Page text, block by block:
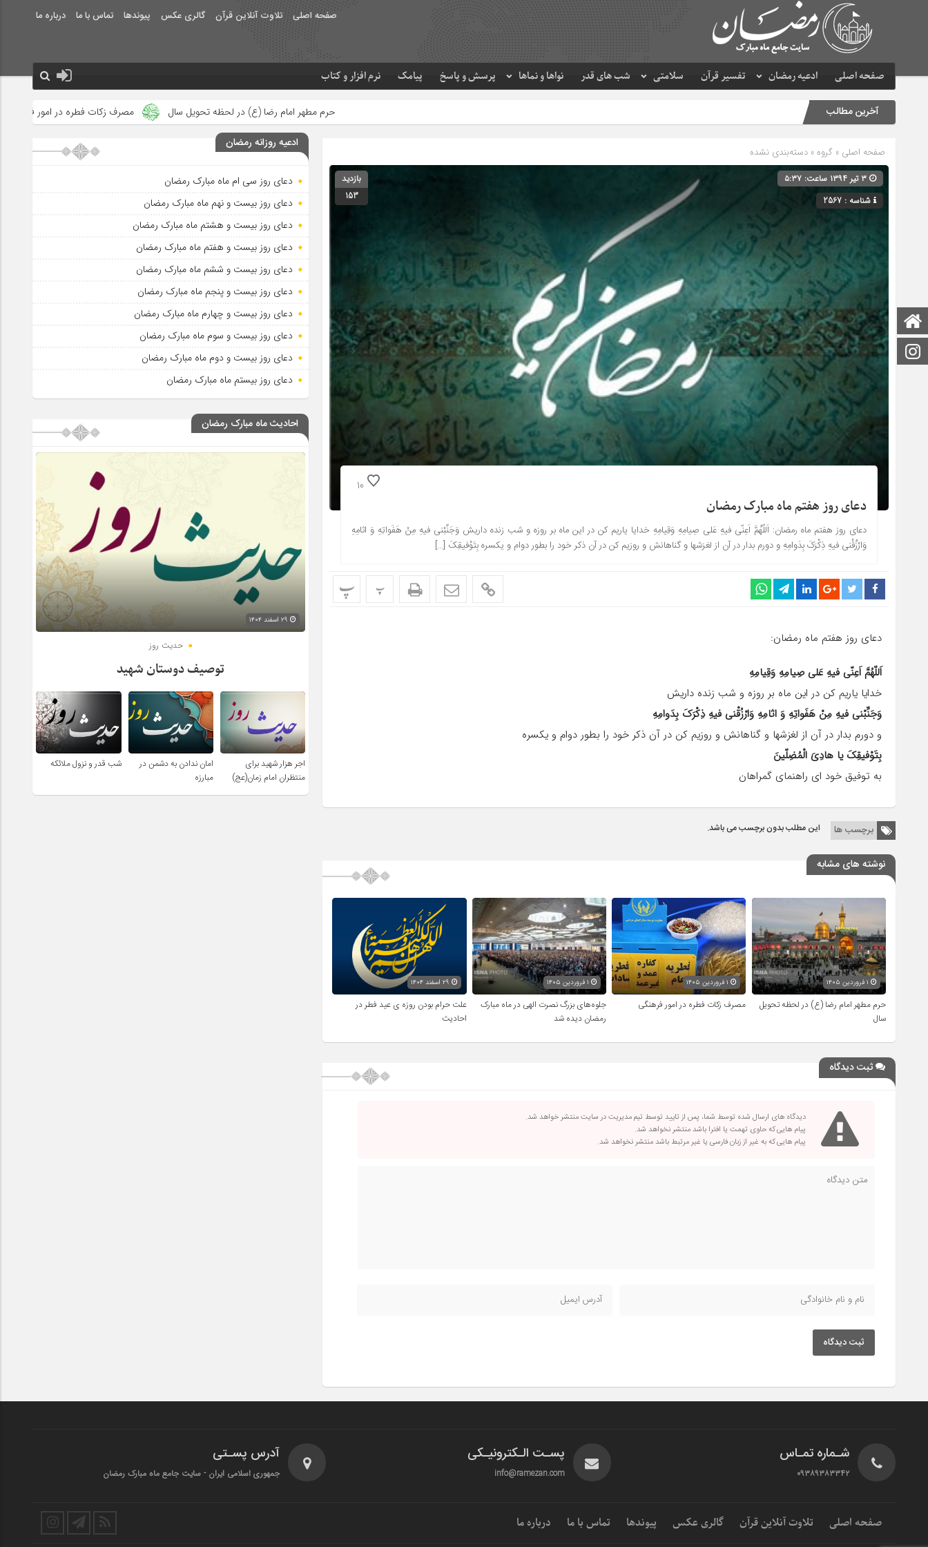
صفحه اصلی تلاوت آنلاین قرآن گالری عکس پیوندها تماس با ما درباره ما
صفحه اصلی ادعیه رمضان تفسیر قرآن سلامتی شب های قدر نواها و نماها پرسش و پاسخ پیامک نرم افزار و کتاب
صفحه اصلی
اینستاگرام
آخرین مطالب حرم مطهر امام رضا (ع) در لحظه تحویل سال مصرف زکات فطره در امور فرهنگی جلوه‌های بزرگ
صفحه اصلی » گروه » دسته‌بندی نشده
شناسه : 2567
بازدید
153
10
دعای روز هفتم ماه مبارک رمضان
دعای روز هفتم ماه رمضان: اَللّهُمَّ اَعِنّى فیهِ عَلى صِیامِهِ وَقِیامِهِ خدایا یاریم کن در این ماه بر روزه و شب زنده داریش وَجَنِّبْنى فیهِ مِنْ هَفَواتِهِ وَ اثامِهِ
وَارْزُقْنى فیهِ ذِکْرَکَ بِدَوامِهِ و دورم بدار در آن از لغزشها و گناهانش و روزیم کن در آن ذکر خود را بطور دوام و یکسره بِتَوْفیقِکَ […]
پ پ
دعای روز هفتم ماه رمضان:
اَللّهُمَّ اَعِنّى فیهِ عَلى صِیامِهِ وَقِیامِهِ
خدایا یاریم کن در این ماه بر روزه و شب زنده داریش
وَجَنِّبْنى فیهِ مِنْ هَفَواتِهِ وَ اثامِهِ وَارْزُقْنى فیهِ ذِکْرَکَ بِدَوامِهِ
و دورم بدار در آن از لغزشها و گناهانش و روزیم کن در آن ذکر خود را بطور دوام و یکسره
بِتَوْفیقِکَ یا هادِىَ الْمُضِلّینَ
به توفیق خود اى راهنماى گمراهان
برچسب ها این مطلب بدون برچسب می باشد.
نوشته های مشابه
حرم مطهر امام رضا (ع) در لحظه تحویل
سال
۱ فروردین ۱۴۰۵
مصرف زکات فطره در امور فرهنگی
جلوه‌های بزرگ نصرت الهی در ماه مبارک
رمضان دیده شد
علت حرام بودن روزه ی عید فطر در
احادیث
ثبت دیدگاه
دیدگاه های ارسال شده توسط شما، پس از تایید توسط تیم مدیریت در سایت منتشر خواهد شد.
پیام هایی که حاوی تهمت یا افترا باشد منتشر نخواهد شد.
پیام هایی که به غیر از زبان فارسی یا غیر مرتبط باشد منتشر نخواهد شد.
ثبت دیدگاه
ادعیه روزانه رمضان
دعای روز سی ام ماه مبارک رمضان
دعای روز بیست و نهم ماه مبارک رمضان
دعای روز بیست و هشتم ماه مبارک رمضان
دعای روز بیست و هفتم ماه مبارک رمضان
دعای روز بیست و ششم ماه مبارک رمضان
دعای روز بیست و پنجم ماه مبارک رمضان
دعای روز بیست و چهارم ماه مبارک رمضان
دعای روز بیست و سوم ماه مبارک رمضان
دعای روز بیست و دوم ماه مبارک رمضان
دعای روز بیستم ماه مبارک رمضان
احادیث ماه مبارک رمضان
حدیث روز
توصیف دوستان شهید
اجر هزار شهید برای
منتظران امام زمان(عج)
امان ندادن به دشمن در
مبارزه
شب قدر و نزول ملائکه
شـماره تمـاس
۰۹۳۸۹۳۸۳۳۴۲
پسـت الـکترونیـکی
info@ramezan.com
آدرس پسـتی
جمهوری اسلامی ایران - سایت جامع ماه مبارک رمضان
صفحه اصلی تلاوت آنلاین قرآن گالری عکس پیوندها تماس با ما درباره ما